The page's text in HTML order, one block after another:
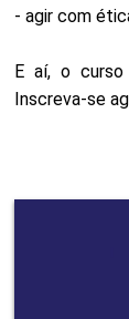
- agir com
E aí, o curso
Inscreva-se